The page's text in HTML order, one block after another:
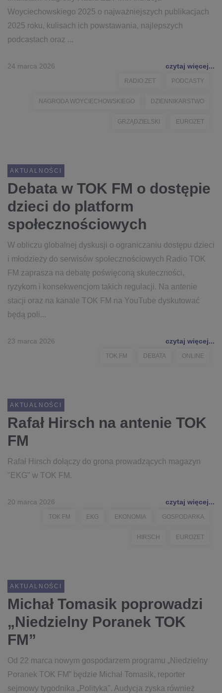
Woyciechowskiego 2025 o najważniejszych publikacjach
2025 roku, kulisach ich powstawania, najlepszych
podcastach oraz ...
24 marca 2026 czytaj więcej...
RADIO ZET PODCASTY
NAGRODA WOYCIECHOWSKIEGO DZIENNIKARSTWO
GRZĄDZIELSKI EUROZET
AKTUALNOŚCI
Debata w TOK FM o dostępie
dzieci do platform
społecznościowych
W obliczu globalnej dyskusji o ograniczaniu dostępu dzieci
i młodzieży do serwisów społecznościowych Radio TOK
FM zaprasza na debatę poświęconą skuteczności,
ryzykom i konsekwencjom takich regulacji. Na antenie
stacji oraz na kanale TOK FM na YouTube dyskutować
będą poli...
23 marca 2026 czytaj więcej...
TOK FM DEBATA ONLINE
AKTUALNOŚCI
Rafał Hirsch na antenie TOK
FM
Rafał Hirsch dołączy do grona prowadzących magazyn
"EKG" w TOK FM.
20 marca 2026 czytaj więcej...
TOK FM EKG EKONOMIA GOSPODARKA
HIRSCH EUROZET
AKTUALNOŚCI
Michał Tomasik poprowadzi
„Niedzielny Poranek TOK
FM”
Od 22 marca nowym gospodarzem programu „Niedzielny
Poranek TOK FM” będzie Michał Tomasik, reporter
sejmowy tygodnika „Polityka". Audycja zyska również